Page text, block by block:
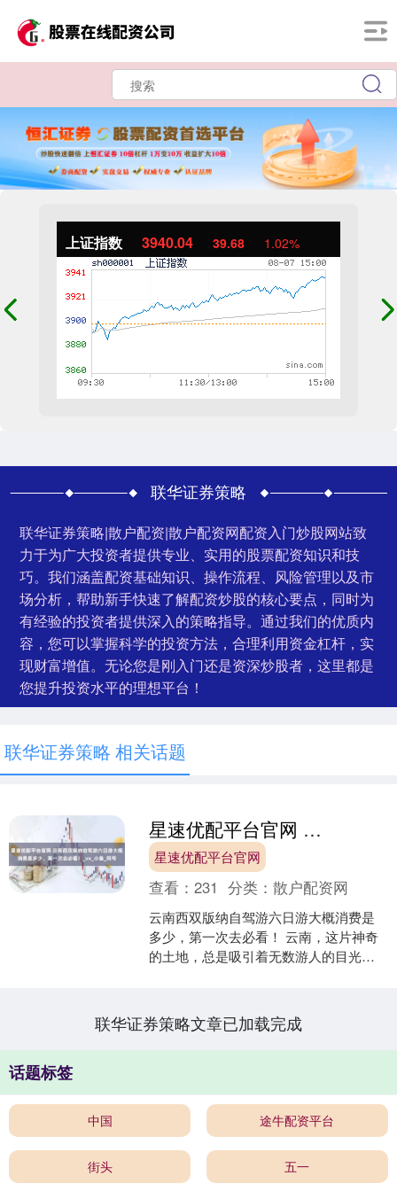
上证指数 3940.04 39.68 1.02%
联华证券策略
联华证券策略|散户配资|散户配资网配资入门炒股网站致
力于为广大投资者提供专业、实用的股票配资知识和技
巧。我们涵盖配资基础知识、操作流程、风险管理以及市
场分析，帮助新手快速了解配资炒股的核心要点，同时为
有经验的投资者提供深入的策略指导。通过我们的优质内
容，您可以掌握科学的投资方法，合理利用资金杠杆，实
现财富增值。无论您是刚入门还是资深炒股者，这里都是
您提升投资水平的理想平台！
联华证券策略 相关话题
星速优配平台官网 云南西双版纳自驾游六日游大概消费是多少，第一次去必看！_vx_小鱼_同号
星速优配平台官网
查看：231 分类：散户配资网
云南西双版纳自驾游六日游大概消费是
多少，第一次去必看！ 云南，这片神奇
的土地，总是吸引着无数游人的目光。
联华证券策略文章已加载完成
话题标签
中国 途牛配资平台
街头 五一